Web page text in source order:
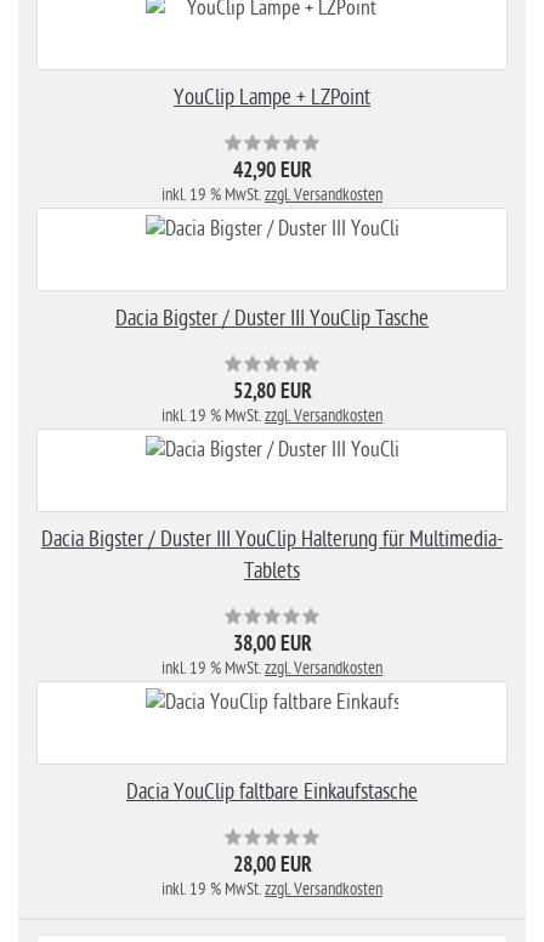
YouClip Lampe + LZPoint
42,90 EUR
inkl. 19 % MwSt.zzgl. Versandkosten
Dacia Bigster / Duster III YouClip Tasche
52,80 EUR
inkl. 19 % MwSt.zzgl. Versandkosten
Dacia Bigster / Duster III YouClip Halterung für Multimedia-
Tablets
38,00 EUR
inkl. 19 % MwSt.zzgl. Versandkosten
Dacia YouClip faltbare Einkaufstasche
28,00 EUR
inkl. 19 % MwSt.zzgl. Versandkosten